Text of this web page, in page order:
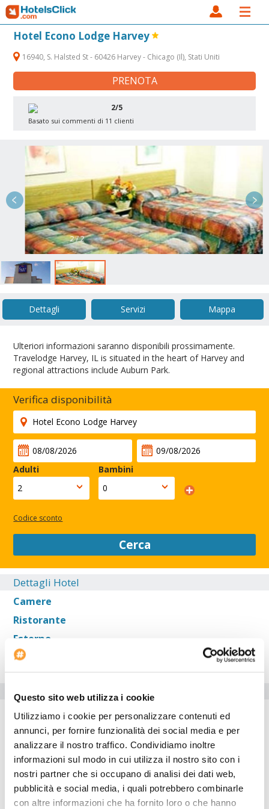
Questo sito web utilizza i cookie
Utilizziamo i cookie per personalizzare contenuti ed
annunci, per fornire funzionalità dei social media e per
analizzare il nostro traffico. Condividiamo inoltre
informazioni sul modo in cui utilizza il nostro sito con i
nostri partner che si occupano di analisi dei dati web,
pubblicità e social media, i quali potrebbero combinarle
con altre informazioni che ha fornito loro o che hanno
Hotel Econo Lodge Harvey
16940, S. Halsted St - 60426 Harvey - Chicago (Il), Stati Uniti
PRENOTA
2/5
Basato sui commenti di 11 clienti
2 / 2
Dettagli Servizi Mappa
Ulteriori informazioni saranno disponibili prossimamente.
Travelodge Harvey, IL is situated in the heart of Harvey and
regional attractions include Auburn Park.
Verifica disponibilità
Adulti Bambini
Codice sconto
Cerca
Dettagli Hotel
Camere
Ristorante
Esterno
Sala
Servizi dell'hotel
Strutture per disabili
Inizio check-in: 12:00:00
L'hotel è ideale per chi si sposta in auto. Dentro l'hotel è
disponibile un'agenzia di viaggi per gli ospiti. L' Hotel Econo
Lodge Harvey
è adattato per disabili. La struttura possiede un
centro attrezzato per sala congressi . La struttura mette la propria
piscina riscaldata a disposizione degli ospiti. L'albergo è il luogo